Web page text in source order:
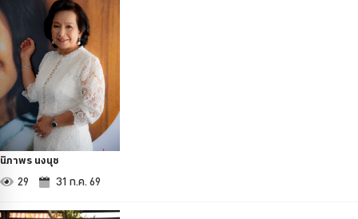
นิภาพร นงนุช
29 31 ก.ค. 69